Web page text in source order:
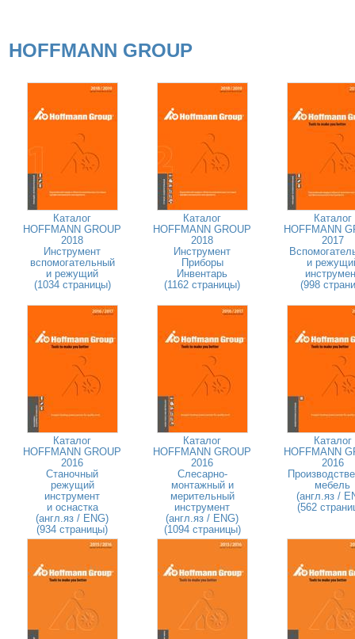
HOFFMANN GROUP
Каталог
HOFFMANN GROUP
2018
Инструмент
вспомогательный
и режущий
(1034 страницы)
Каталог
HOFFMANN GROUP
2018
Инструмент
Приборы
Инвентарь
(1162 страницы)
Каталог
HOFFMANN
2017
и
(998
Каталог
HOFFMANN GROUP
2016
Станочный
режущий
инструмент
и оснастка
(англ.яз / ENG)
(934 страницы)
Каталог
HOFFMANN GROUP
2016
Слесарно-
монтажный и
мерительный
инструмент
(англ.яз / ENG)
(1094 страницы)
Каталог
HOFFMANN
2016
мебель
(англ.яз /
(562